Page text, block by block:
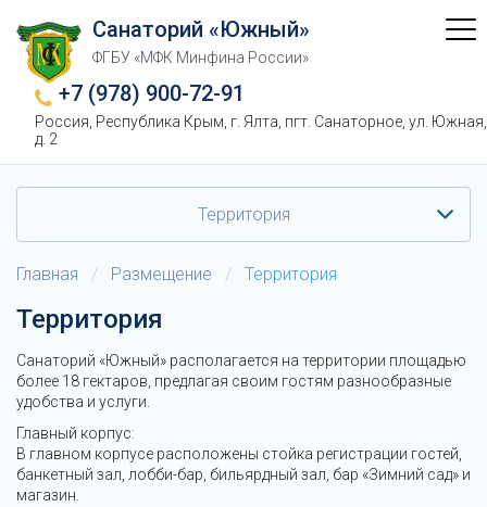
Санаторий «Южный»
ФГБУ «МФК Минфина России»
+7 (978) 900-72-91
Россия, Республика Крым, г. Ялта, пгт. Санаторное, ул. Южная,
д. 2
Территория
Главная / Размещение / Территория
Территория
Санаторий «Южный» располагается на территории площадью
более 18 гектаров, предлагая своим гостям разнообразные
удобства и услуги.
Главный корпус:
В главном корпусе расположены стойка регистрации гостей,
банкетный зал, лобби-бар, бильярдный зал, бар «Зимний сад» и
магазин.